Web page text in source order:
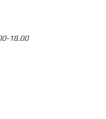
18.00